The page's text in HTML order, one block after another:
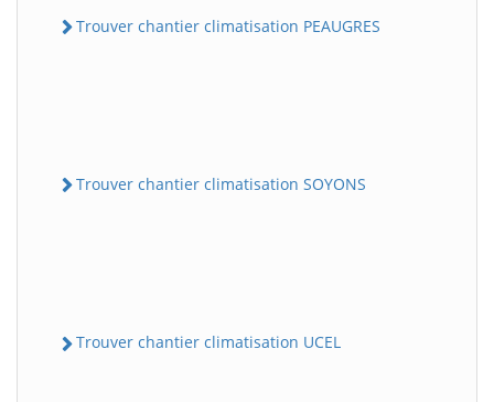
Trouver chantier climatisation PEAUGRES
Trouver chantier climatisation SOYONS
Trouver chantier climatisation UCEL